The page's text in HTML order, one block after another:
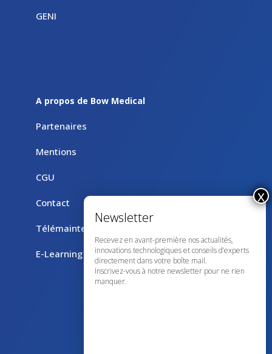
GENI
A propos de Bow Medical
Partenaires
Mentions
CGU
Contact
Télémaintenance avec TeamViewer
E-Learning
Recevez en avant-première nos actualités,
innovations technologiques et conseils d’experts
directement dans votre boîte mail.
Inscrivez-vous à notre newsletter pour ne rien
manquer.